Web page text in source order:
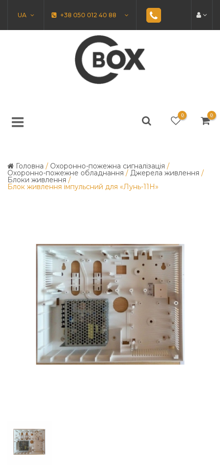
UA +38 050 012 40 88
0 0
Головна / Охоронно-пожежна сигналізація /
Охоронно-пожежне обладнання / Джерела живлення /
Блоки живлення /
Блок живлення імпульсний для «Лунь-11Н»